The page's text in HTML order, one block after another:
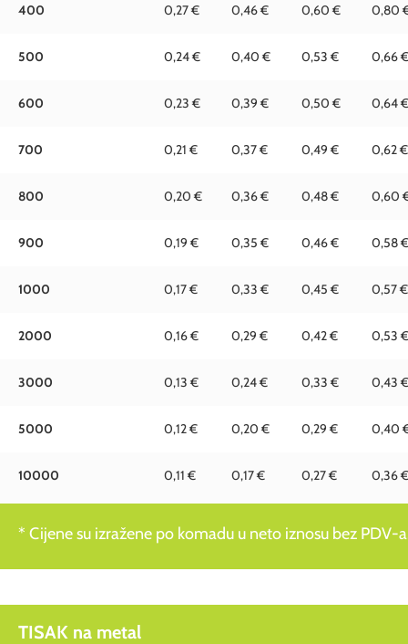
400 0,27 € 0,46 € 0,60 € 0,80
500 0,24 € 0,40 € 0,53 € 0,66 €
600 0,23 € 0,39 € 0,50 € 0,64 €
700 0,21 € 0,37 € 0,49 € 0,62 €
800 0,20 € 0,36 € 0,48 € 0,60
900 0,19 € 0,35 € 0,46 € 0,58 €
1000 0,17 € 0,33 € 0,45 € 0,57 €
2000 0,16 € 0,29 € 0,42 € 0,53 €
3000 0,13 € 0,24 € 0,33 € 0,43 €
5000 0,12 € 0,20 € 0,29 € 0,40
10000 0,11 € 0,17 € 0,27 € 0,36 €
* Cijene su izražene po komadu u neto iznosu bez PDV-
TISAK na metal